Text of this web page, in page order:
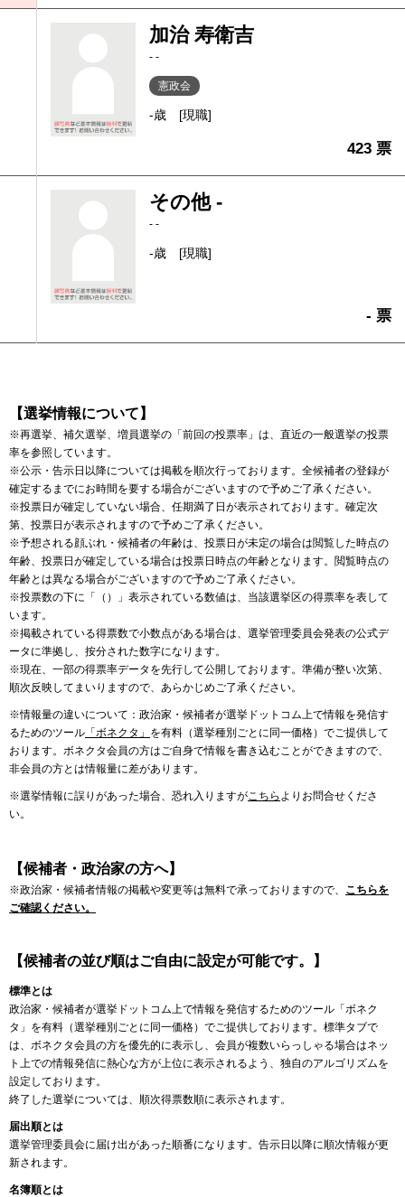
加治 寿衛吉
- -
憲政会
-歳 [現職]
423 票
その他 -
- -
-歳 [現職]
- 票
【選挙情報について】
※再選挙、補欠選挙、増員選挙の「前回の投票率」は、直近の一般選挙の投票
率を参照しています。
※公示・告示日以降については掲載を順次行っております。全候補者の登録が
確定するまでにお時間を要する場合がございますので予めご了承ください。
※投票日が確定していない場合、任期満了日が表示されております。確定次
第、投票日が表示されますので予めご了承ください。
※予想される顔ぶれ・候補者の年齢は、投票日が未定の場合は閲覧した時点の
年齢、投票日が確定している場合は投票日時点の年齢となります。閲覧時点の
年齢とは異なる場合がございますので予めご了承ください。
※投票数の下に「（）」表示されている数値は、当該選挙区の得票率を表して
います。
※掲載されている得票数で小数点がある場合は、選挙管理委員会発表の公式デ
ータに準拠し、按分された数字になります。
※現在、一部の得票率データを先行して公開しております。準備が整い次第、
順次反映してまいりますので、あらかじめご了承ください。
※情報量の違いについて：政治家・候補者が選挙ドットコム上で情報を発信す
るためのツール 「ボネクタ」 を有料（選挙種別ごとに同一価格）でご提供して
おります。ボネクタ会員の方はご自身で情報を書き込むことができますので、
非会員の方とは情報量に差があります。
※選挙情報に誤りがあった場合、恐れ入りますがこちら よりお問合せくださ
い。
【候補者・政治家の方へ】
※政治家・候補者情報の掲載や変更等は無料で承っておりますので、 こちらを
ご確認ください。
【候補者の並び順はご自由に設定が可能です。】
標準とは
政治家・候補者が選挙ドットコム上で情報を発信するためのツール「ボネク
タ」を有料（選挙種別ごとに同一価格）でご提供しております。標準タブで
は、ボネクタ会員の方を優先的に表示し、会員が複数いらっしゃる場合はネッ
ト上での情報発信に熱心な方が上位に表示されるよう、独自のアルゴリズムを
設定しております。
終了した選挙については、順次得票数順に表示されます。
届出順とは
選挙管理委員会に届け出があった順番になります。告示日以降に順次情報が更
新されます。
名簿順とは